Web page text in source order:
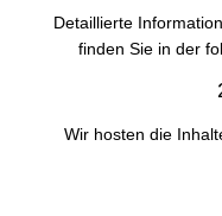
Detaillierte
finden Sie in der
Wir hosten die